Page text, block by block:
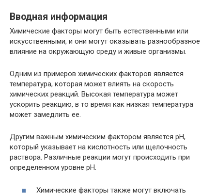
Вводная информация
Химические факторы могут быть естественными или
искусственными, и они могут оказывать разнообразное
влияние на окружающую среду и живые организмы.
Одним из примеров химических факторов является
температура, которая может влиять на скорость
химических реакций. Высокая температура может
ускорить реакцию, в то время как низкая температура
может замедлить ее.
Другим важным химическим фактором является рН,
который указывает на кислотность или щелочность
раствора. Различные реакции могут происходить при
определенном уровне рН.
Химические факторы также могут включать